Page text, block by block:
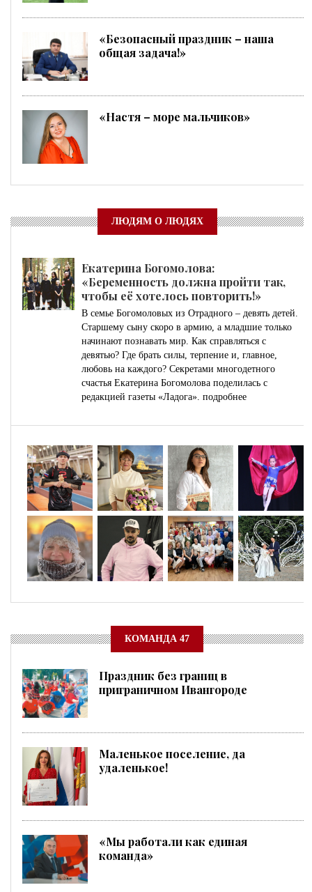
«Безопасный праздник – наша
общая задача!»
«Настя – море мальчиков»
ЛЮДЯМ О ЛЮДЯХ
Екатерина Богомолова:
«Беременность должна пройти так,
чтобы её хотелось повторить!»
В семье Богомоловых из Отрадного – девять детей.
Старшему сыну скоро в армию, а младшие только
начинают познавать мир. Как справляться с
девятью? Где брать силы, терпение и, главное,
любовь на каждого? Секретами многодетного
счастья Екатерина Богомолова поделилась с
редакцией газеты «Ладога». подробнее
КОМАНДА 47
Праздник без границ в
приграничном Ивангороде
Маленькое поселение, да
удаленькое!
«Мы работали как единая
команда»